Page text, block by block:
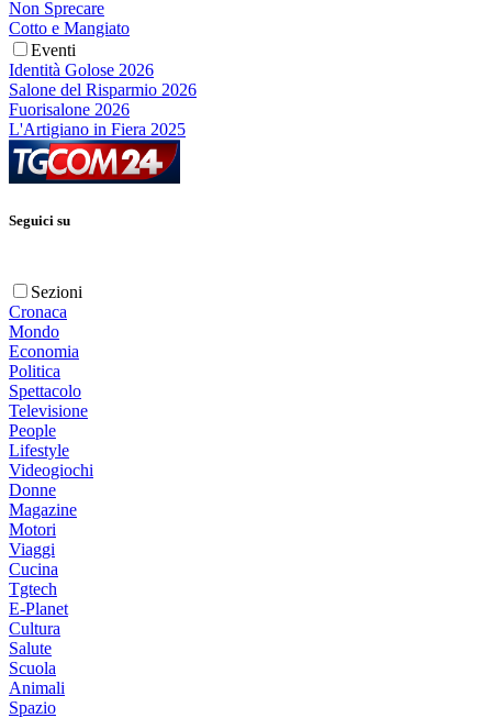
Non Sprecare
Cotto e Mangiato
Eventi
Identità Golose 2026
Salone del Risparmio 2026
Fuorisalone 2026
L'Artigiano in Fiera 2025
Seguici su
Sezioni
Cronaca
Mondo
Economia
Politica
Spettacolo
Televisione
People
Lifestyle
Videogiochi
Donne
Magazine
Motori
Viaggi
Cucina
Tgtech
E-Planet
Cultura
Salute
Scuola
Animali
Spazio